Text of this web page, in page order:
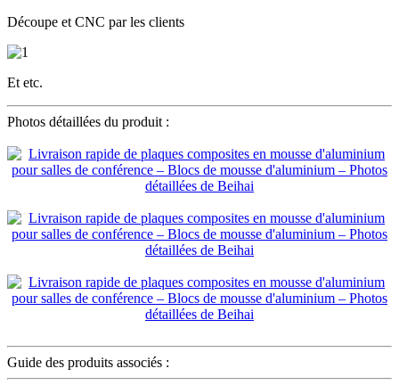
Découpe et CNC par les clients
Et etc.
Photos détaillées du produit :
Guide des produits associés :